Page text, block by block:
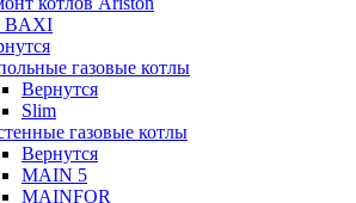
BAXI
газовые котлы
Вернутся
Slim
газовые котлы
Вернутся
MAIN 5
MAINFOR